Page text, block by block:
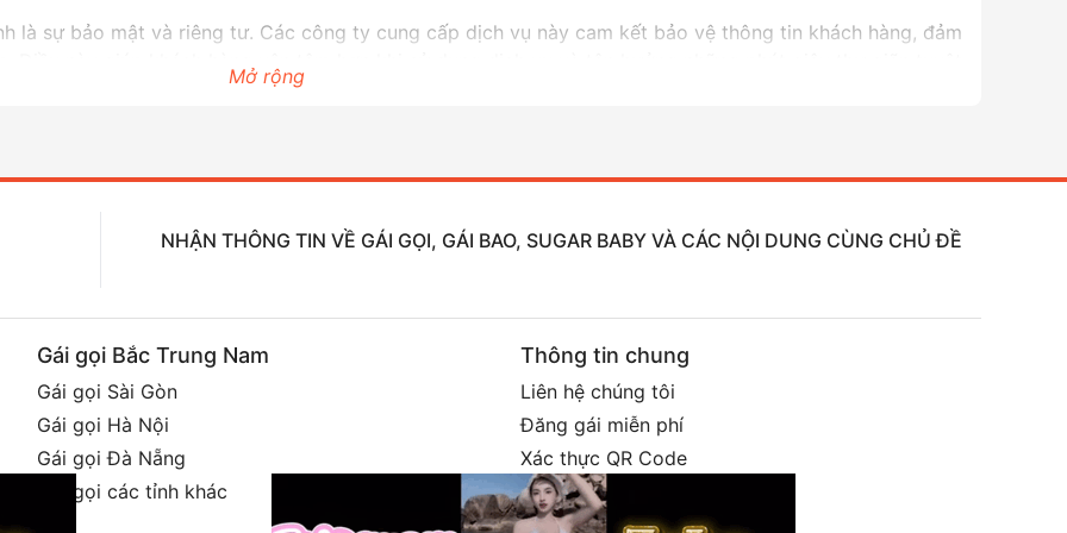
là sự bảo mật và riêng tư. Các công ty cung cấp dịch vụ này cam kết bảo vệ thông tin khách hàng, đảm
lựa chọn địa chỉ uy tín để tránh gặp phải tình trạng không mong muốn. Việc tìm hiểu kỹ lưỡng trước khi
hàng những trải nghiệm mới lạ và thú vị. Đây là một lựa chọn đáng cân nhắc cho những ai đang
Mở rộng
NHẬN THÔNG TIN VỀ GÁI GỌI, GÁI BAO, SUGAR BABY VÀ CÁC NỘI DUNG CÙNG CHỦ ĐỀ
Gái gọi Bắc Trung Nam
Gái gọi Sài Gòn
Gái gọi Hà Nội
Gái gọi Đà Nẵng
Gái gọi các tỉnh khác
Thông tin chung
Liên hệ chúng tôi
Đăng gái miễn phí
Xác thực QR Code
Group telegram: @shopgaigoi